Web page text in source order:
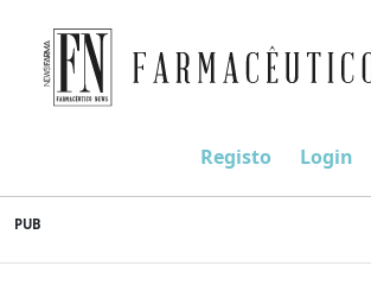
to
content
Farmacêutico News
Registo Login
PUB